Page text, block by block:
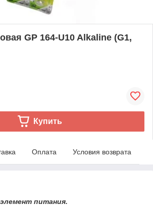
GP 164-U10 Alkaline (G1,
Купить
Оплата Условия возврата
элемент питания.